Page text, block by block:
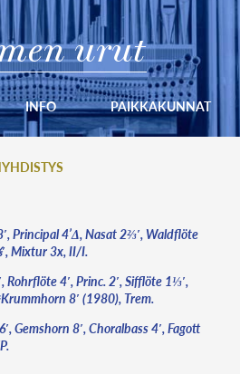
urut
INFO PAIKKAKUNNAT
Principal 4’Δ, Nasat 2⅔′, Waldflöte
Mixtur 3x, II/I.
Rohrflöte 4′, Princ. 2′, Sifflöte 1⅓′,
8′ (1980), Trem.
Gemshorn 8′, Choralbass 4′, Fagott